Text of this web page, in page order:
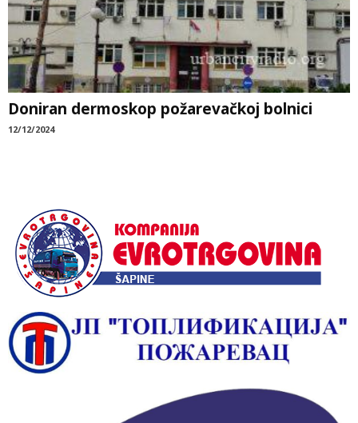
Doniran dermoskop požarevačkoj bolnici
12/12/2024